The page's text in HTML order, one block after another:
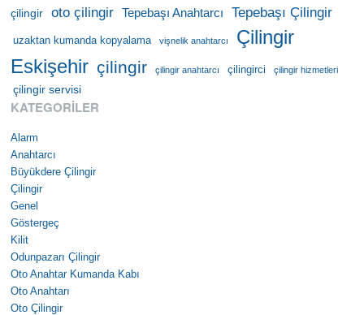
çilingir
oto çilingir Tepebaşı Anahtarcı Tepebaşı Çilingir
uzaktan kumanda kopyalama vişnelik anahtarcı
Çilingir
Eskişehir çilingir çilingir anahtarcı çilingirci çilingir hizmetleri
çilingir servisi
KATEGORILER
Alarm
Anahtarcı
Büyükdere Çilingir
Çilingir
Genel
Göstergeç
Kilit
Odunpazarı Çilingir
Oto Anahtar Kumanda Kabı
Oto Anahtarı
Oto Çilingir